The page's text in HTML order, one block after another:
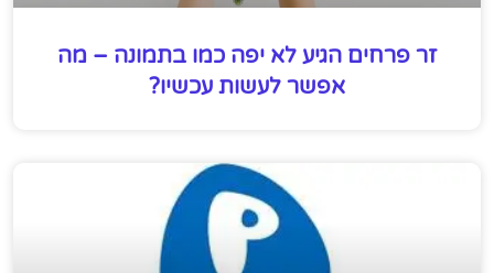
זר פרחים הגיע לא יפה כמו בתמונה – מה
אפשר לעשות עכשיו?